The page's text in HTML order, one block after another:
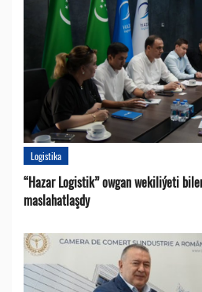
Logistika
“Hazar Logistik” owgan wekiliýeti
maslahatlaşdy